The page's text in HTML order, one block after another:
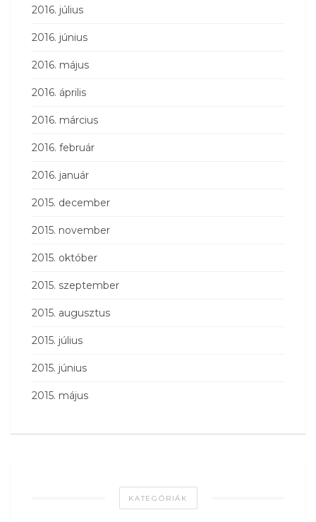
2016. július
2016. június
2016. május
2016. április
2016. március
2016. február
2016. január
2015. december
2015. november
2015. október
2015. szeptember
2015. augusztus
2015. július
2015. június
2015. május
KATEGÓRIÁK